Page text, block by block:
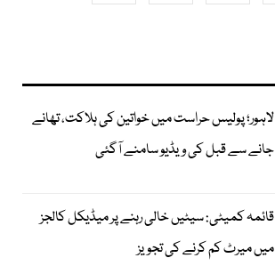
لاہور؛ پولیس حراست میں خواتین کی ہلاکت، تھانے
جانے سے قبل کی ویڈیو سامنے آگئی
قائمہ کمیٹی: سیٹیں خالی رہنے پر میڈیکل کالجز
میں میرٹ کم کرنے کی تجویز